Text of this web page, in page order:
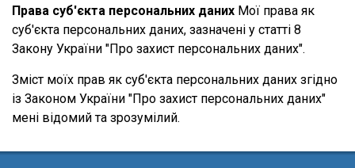
Права суб'єкта персональних даних Мої права як
суб'єкта персональних даних, зазначені у статті 8
Закону України "Про захист персональних даних".
Зміст моїх прав як суб'єкта персональних даних згідно
із Законом України "Про захист персональних даних"
мені відомий та зрозумілий.